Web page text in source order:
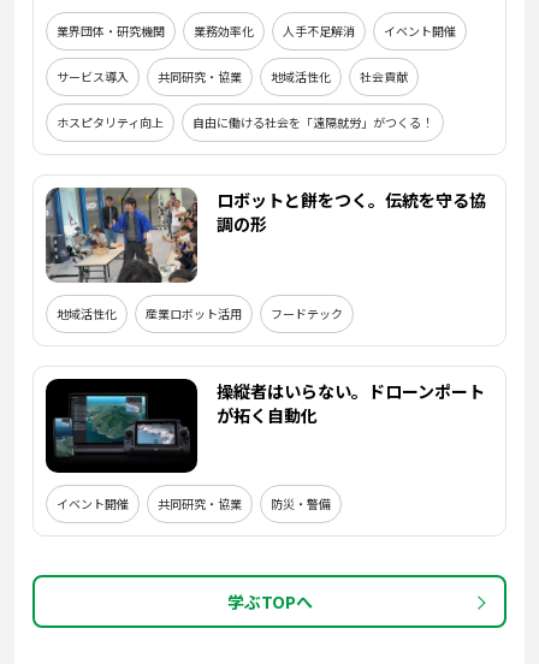
業界団体・研究機関 業務効率化 人手不足解消 イベント開催
サービス導入 共同研究・協業 地域活性化 社会貢献
ホスピタリティ向上 自由に働ける社会を「遠隔就労」がつくる！
ロボットと餅をつく。伝統を守る協
調の形
地域活性化 産業ロボット活用 フードテック
操縦者はいらない。ドローンポート
が拓く自動化
イベント開催 共同研究・協業 防災・警備
学ぶTOPへ